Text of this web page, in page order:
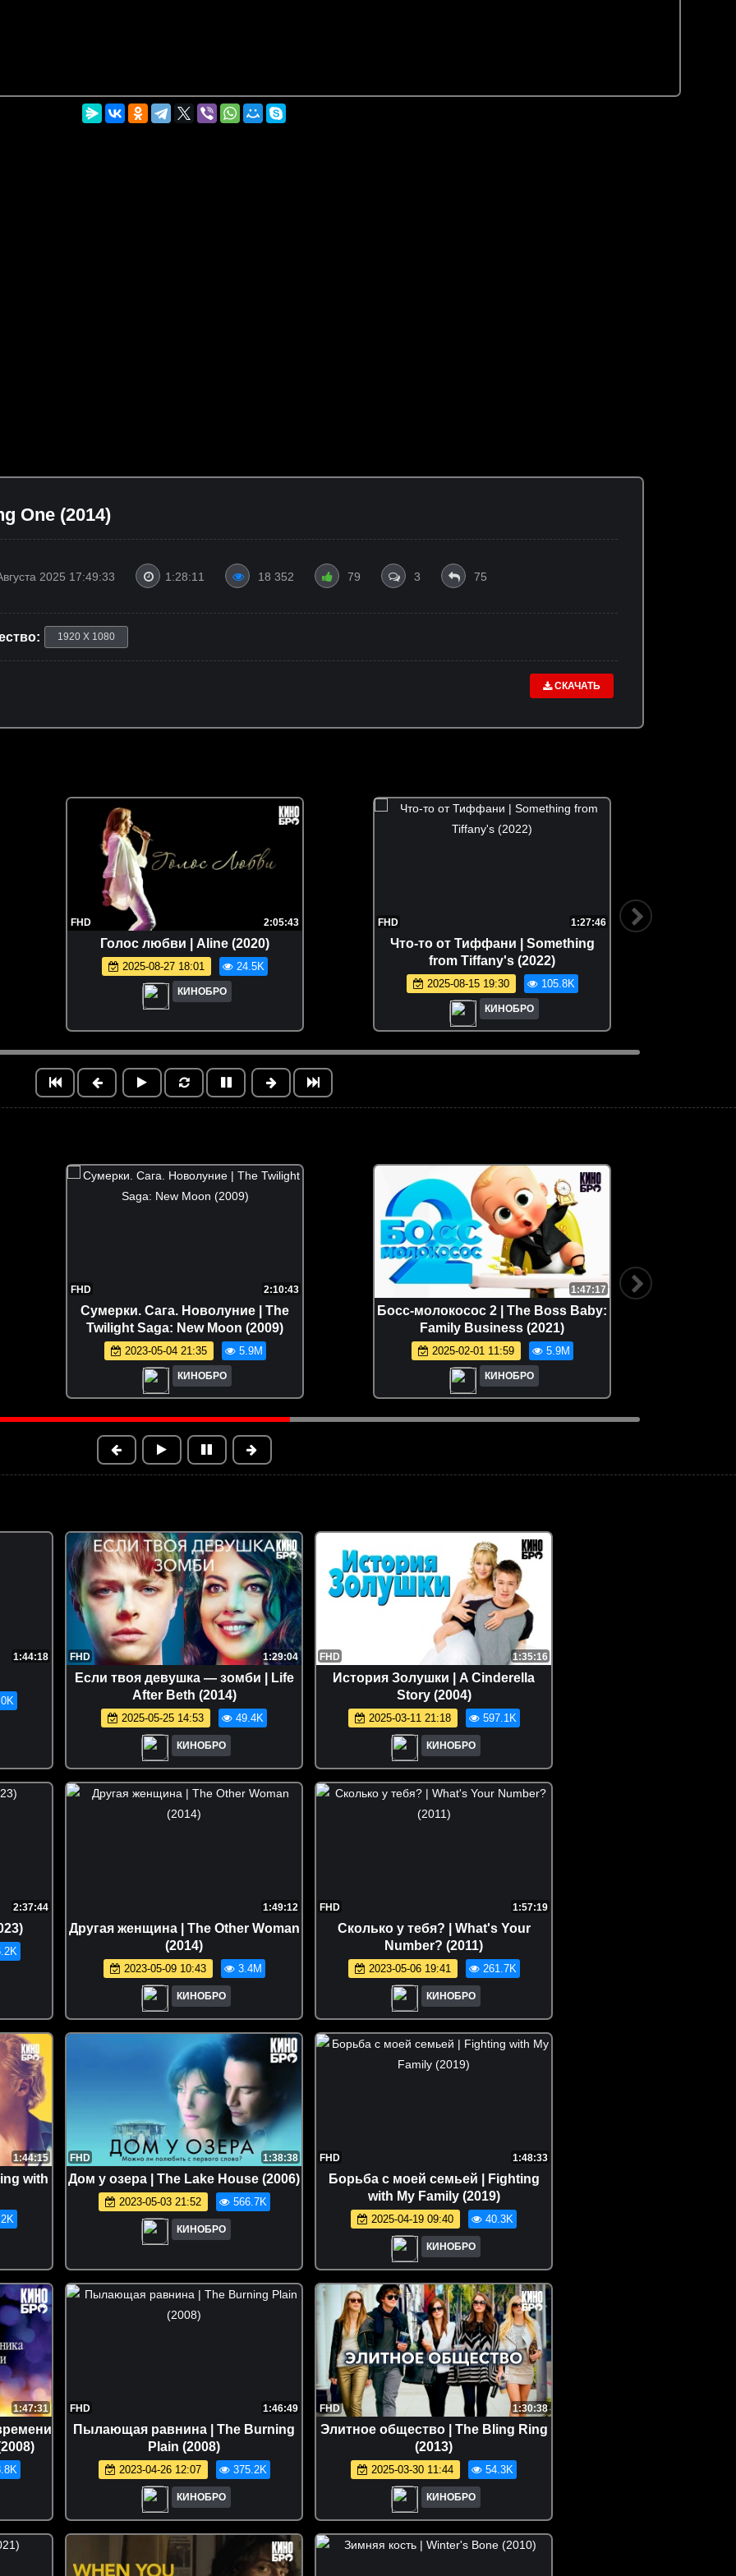
One (2014)
2025 17:49:33 1:28:11 18 352 79 3 75
1920 X 1080
СКАЧАТЬ
FHD 2:05:43
Голос любви | Aline (2020)
2025-08-27 18:01 24.5K
КИНОБРО
FHD 1:27:46
Что-то от Тиффани | Something
from Tiffany's (2022)
2025-08-15 19:30 105.8K
КИНОБРО
FHD 2:10:43
Сумерки. Сага. Новолуние | The
Twilight Saga: New Moon (2009)
2023-05-04 21:35 5.9M
КИНОБРО
1:47:17
Босс-молокосос 2 | The Boss Baby:
Family Business (2021)
2025-02-01 11:59 5.9M
КИНОБРО
1:44:18 FHD 1:29:04
Если твоя девушка — зомби | Life
After Beth (2014)
2025-05-25 14:53 49.4K
КИНОБРО
FHD 1:35:16
История Золушки | A Cinderella
Story (2004)
2025-03-11 21:18 597.1K
КИНОБРО
2:37:44 1:49:12
Другая женщина | The Other Woman
(2014)
2023-05-09 10:43 3.4M
КИНОБРО
FHD 1:57:19
Сколько у тебя? | What's Your
Number? (2011)
2023-05-06 19:41 261.7K
КИНОБРО
1:44:15
with
FHD 1:38:38
Дом у озера | The Lake House (2006)
2023-05-03 21:52 566.7K
КИНОБРО
FHD 1:48:33
Борьба с моей семьей | Fighting
with My Family (2019)
2025-04-19 09:40 40.3K
КИНОБРО
1:47:31 FHD 1:46:49
Пылающая равнина | The Burning
Plain (2008)
2023-04-26 12:07 375.2K
КИНОБРО
FHD 1:30:38
Элитное общество | The Bling Ring
(2013)
2025-03-30 11:44 54.3K
КИНОБРО